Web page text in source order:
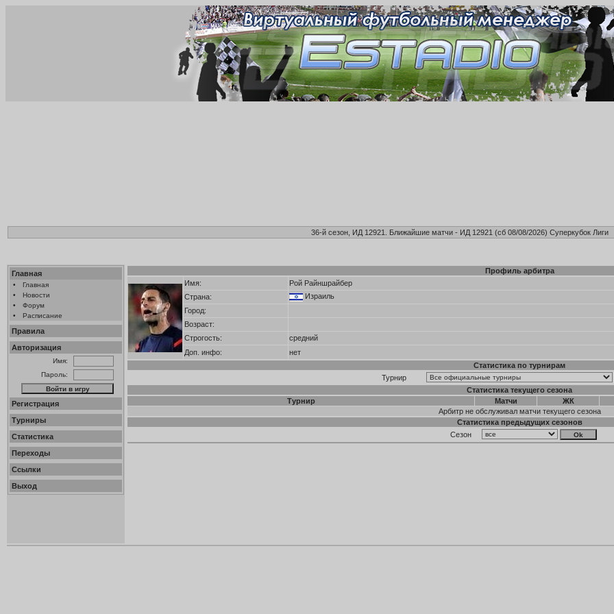
36-й сезон, ИД 12921. Ближайшие матчи - ИД 12921 (сб 08/08/2026) Суперкубок Лиги
Главная
•
Главная
•
Новости
•
Форум
•
Расписание
Правила
Авторизация
Имя:
Пароль:
Регистрация
Турниры
Статистика
Переходы
Ссылки
Выход
Профиль арбитра
Имя:
Рой Райншрайбер
Страна:
Израиль
Город:
Возраст:
Строгость:
средний
Доп. инфо:
нет
Статистика по турнирам
Турнир
Статистика текущего сезона
Турнир
Матчи ЖК
Арбитр не обслуживал матчи текущего сезона
Статистика предыдущих сезонов
Сезон